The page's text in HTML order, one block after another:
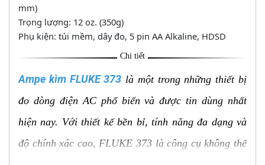
mm)
Trọng lượng: 12 oz. (350g)
Phụ kiện: túi mềm, dây đo, 5 pin AA Alkaline, HDSD
Chi tiết
Ampe kìm FLUKE 373 là một trong những thiết bị
đo dòng điện AC phổ biến và được tin dùng nhất
hiện nay. Với thiết kế bền bỉ, tính năng đa dạng và
độ chính xác cao, FLUKE 373 là công cụ không thể